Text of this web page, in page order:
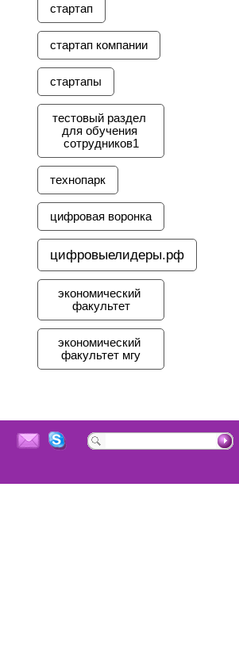
стартап
стартап компании
стартапы
тестовый раздел
для обучения
сотрудников1
технопарк
цифровая воронка
цифровыелидеры.рф
экономический
факультет
экономический
факультет мгу